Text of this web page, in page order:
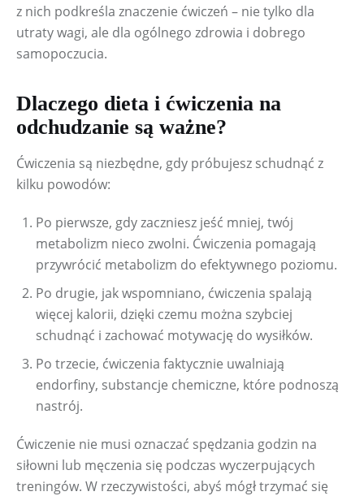
z nich podkreśla znaczenie ćwiczeń – nie tylko dla
utraty wagi, ale dla ogólnego zdrowia i dobrego
samopoczucia.
Dlaczego dieta i ćwiczenia na
odchudzanie są ważne?
Ćwiczenia są niezbędne, gdy próbujesz schudnąć z
kilku powodów:
Po pierwsze, gdy zaczniesz jeść mniej, twój
metabolizm nieco zwolni. Ćwiczenia pomagają
przywrócić metabolizm do efektywnego poziomu.
Po drugie, jak wspomniano, ćwiczenia spalają
więcej kalorii, dzięki czemu można szybciej
schudnąć i zachować motywację do wysiłków.
Po trzecie, ćwiczenia faktycznie uwalniają
endorfiny, substancje chemiczne, które podnoszą
nastrój.
Ćwiczenie nie musi oznaczać spędzania godzin na
siłowni lub męczenia się podczas wyczerpujących
treningów. W rzeczywistości, abyś mógł trzymać się